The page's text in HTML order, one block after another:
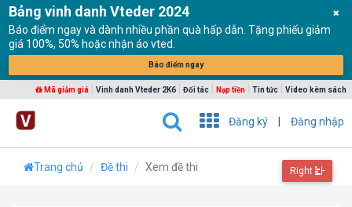
Bảng vinh danh Vteder 2024
Báo điểm ngay và dành nhiều phần quà hấp dẫn. Tặng phiếu giảm
giá 100%, 50% hoặc nhận áo vted.
Báo điểm ngay
Mã giảm giá Vinh danh Vteder 2K6 Đối tác Nạp tiền Tin tức Video kèm sách
Đăng ký Đăng nhập
Trang chủ Đề thi Xem đề thi Right